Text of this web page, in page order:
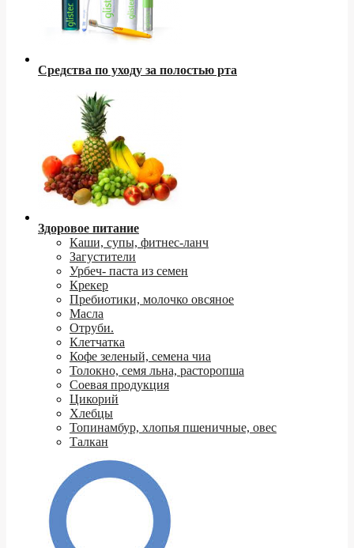
Средства по уходу за полостью рта
Здоровое питание
Каши, супы, фитнес-ланч
Загустители
Урбеч- паста из семен
Крекер
Пребиотики, молочко овсяное
Масла
Отруби.
Клетчатка
Кофе зеленый, семена чиа
Толокно, семя льна, расторопша
Соевая продукция
Цикорий
Хлебцы
Топинамбур, хлопья пшеничные, овес
Талкан